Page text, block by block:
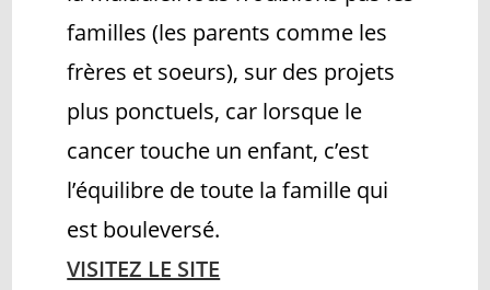
familles (les parents comme les
frères et soeurs), sur des projets
plus ponctuels, car lorsque le
cancer touche un enfant, c’est
l’équilibre de toute la famille qui
est bouleversé.
VISITEZ LE SITE